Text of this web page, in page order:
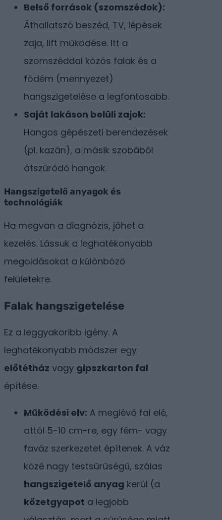
Belső források (szomszédok):
Áthallatszó beszéd, TV, lépések
zaja, lift működése. Itt a
szomszéddal közös falak és a
födém (mennyezet)
hangszigetelése a legfontosabb.
Saját lakáson belüli zajok:
Hangos gépészeti berendezések
(pl. kazán), a másik szobából
átszűrődő hangok.
Hangszigetelő anyagok és
technológiák
Ha megvan a diagnózis, jöhet a
kezelés. Lássuk a leghatékonyabb
megoldásokat a különböző
felületekre.
Falak hangszigetelése
Ez a leggyakoribb igény. A
leghatékonyabb módszer egy
előtétház vagy gipszkarton fal
építése.
Működési elv: A meglévő fal elé,
attól 5-10 cm-re, egy fém- vagy
faváz szerkezetet építenek. A váz
közé nagy testsűrűségű, szálas
hangszigetelő anyag kerül (a
kőzetgyapot a legjobb